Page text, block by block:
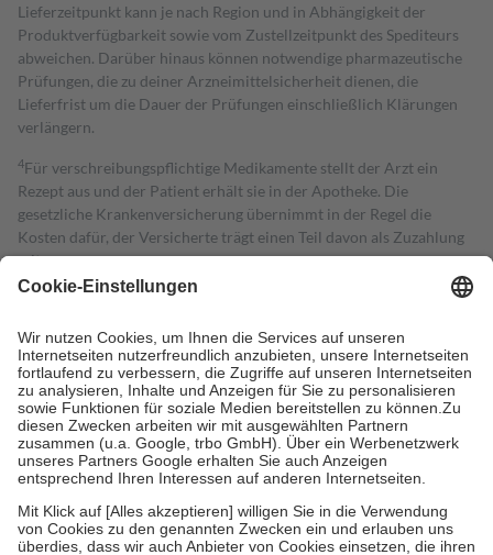
Lieferzeitpunkt kann je nach Region und in Abhängigkeit der
Produktverfügbarkeit sowie vom Zustellzeitpunkt des Spediteurs
abweichen. Darüber hinaus können notwendige pharmazeutische
Prüfungen, die zu deiner Arzneimittelsicherheit dienen, die
Lieferfrist um die Dauer der Prüfungen einschließlich Klärungen
verlängern.
4Für verschreibungspflichtige Medikamente stellt der Arzt ein
Rezept aus und der Patient erhält sie in der Apotheke. Die
gesetzliche Krankenversicherung übernimmt in der Regel die
Kosten dafür, der Versicherte trägt einen Teil davon als Zuzahlung
mit.
Grundsätzlich leisten Mitglieder Zuzahlungen in Höhe von zehn
höchstens zehn Euro.
Es sind jedoch nie mehr als die tatsächlichen
Kosten der Leistung zu entrichten.
Diese Regeln gelten grundsätzlich auch für Online-Apotheken.
Bei Heilmitteln und häuslicher Krankenpflege beträgt die
Zuzahlung zehn Prozent der Kosten sowie zehn Euro je
Verordnung.
Um das Engagement der Versicherten für ihre eigene Gesundheit zu
stärken und die besondere Stellung der Familie zu unterstützen,
fallenkeine Zuzahlungenan bei:
• Kindern und Jugendlichen bis zum vollendeten 18. Lebensjahr